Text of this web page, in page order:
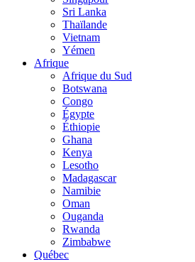
Sri Lanka
Thaïlande
Vietnam
Yémen
Afrique
Afrique du Sud
Botswana
Congo
Égypte
Éthiopie
Ghana
Kenya
Lesotho
Madagascar
Namibie
Oman
Ouganda
Rwanda
Zimbabwe
Québec